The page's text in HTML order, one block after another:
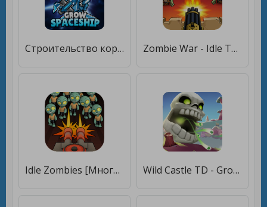
Строительство корабля VIP(Grow Spaceship) [Много денег] Zombie War - Idle TD game [Бесплатные покупки]
Idle Zombies [Много денег] Wild Castle TD - Grow Empire [Много денег]